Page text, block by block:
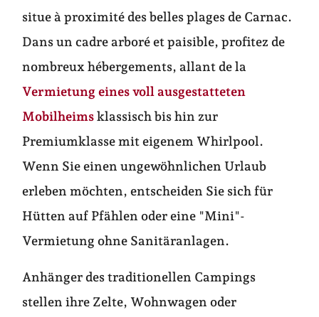
situe à proximité des belles plages de Carnac.
Dans un cadre arboré et paisible, profitez de
nombreux hébergements, allant de la
Vermietung eines voll ausgestatteten
Mobilheimsklassisch bis hin zur
Premiumklasse mit eigenem Whirlpool.
Wenn Sie einen ungewöhnlichen Urlaub
erleben möchten, entscheiden Sie sich für
Hütten auf Pfählen oder eine "Mini"-
Vermietung ohne Sanitäranlagen.
Anhänger des traditionellen Campings
stellen ihre Zelte, Wohnwagen oder